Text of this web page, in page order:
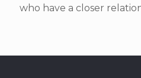
who have a closer